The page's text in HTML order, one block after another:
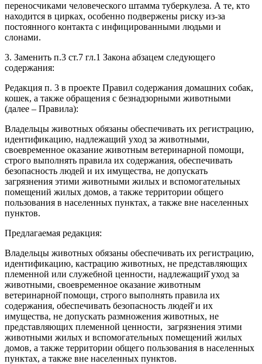
переносчиками человеческого штамма туберкулеза. А те, кто
находится в цирках, особенно подвержены риску из-за
постоянного контакта с инфицированными людьми и
слонами.
3. Заменить п.3 ст.7 гл.1 Закона абзацем следующего
содержания:
Редакция п. 3 в проекте Правил содержания домашних собак,
кошек, а также обращения с безнадзорными животными
(далее – Правила):
Владельцы животных обязаны обеспечивать их регистрацию,
идентификацию, надлежащий уход за животными,
своевременное оказание животным ветеринарной помощи,
строго выполнять правила их содержания, обеспечивать
безопасность людей и их имущества, не допускать
загрязнения этими животными жилых и вспомогательных
помещений жилых домов, а также территории общего
пользования в населенных пунктах, а также вне населенных
пунктов.
Предлагаемая редакция:
Владельцы животных обязаны обеспечивать их регистрацию,
идентификацию, кастрацию животных, не представляющих
племенной или служебной ценности, надлежащий̆ уход за
животными, своевременное оказание животным
ветеринарной̆ помощи, строго выполнять правила их
содержания, обеспечивать безопасность людей̆ и их
имущества, не допускать размножения животных, не
представляющих племенной ценности, загрязнения этими
животными жилых и вспомогательных помещений жилых
домов, а также территории общего пользования в населенных
пунктах, а также вне населенных пунктов.